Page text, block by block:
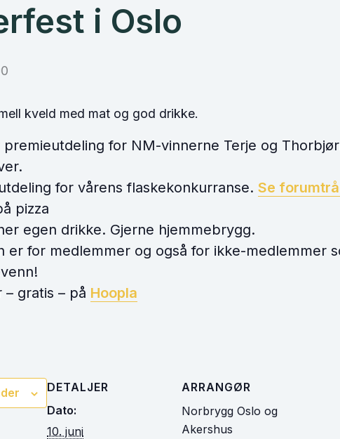
i Oslo
kveld med mat og god drikke.
premieutdeling for NM-vinnerne Terje og
for vårens flaskekonkurranse. Se
pizza
egen drikke. Gjerne hjemmebrygg.
er for medlemmer og også for ikke-medlemmer
– gratis – på Hoopla
DETALJER
Dato:
10. juni
ARRANGØR
Norbrygg Oslo og
Akershus